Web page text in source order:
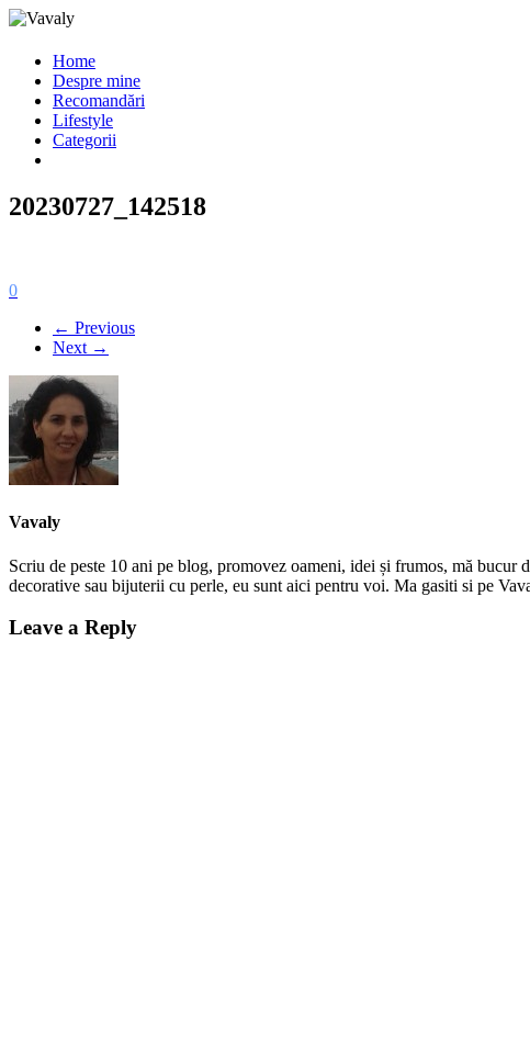
Home
Despre mine
Recomandări
Lifestyle
Categorii
20230727_142518
0
← Previous
Next →
Vavaly
Scriu de peste 10 ani pe blog, promovez oameni, idei și frumos, mă bucur
decorative sau bijuterii cu perle, eu sunt aici pentru voi. Ma gasiti si pe
Leave a Reply